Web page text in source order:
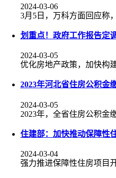
2024-03-06
3月5日，万科方面回应称
划重点！政府工作报告定
2024-03-05
优化房地产政策，加快构
2023年河北省住房公积金
2024-03-05
2023年，全省住房公积金
住建部：加快推动保障性
2024-03-04
强力推进保障性住房项目